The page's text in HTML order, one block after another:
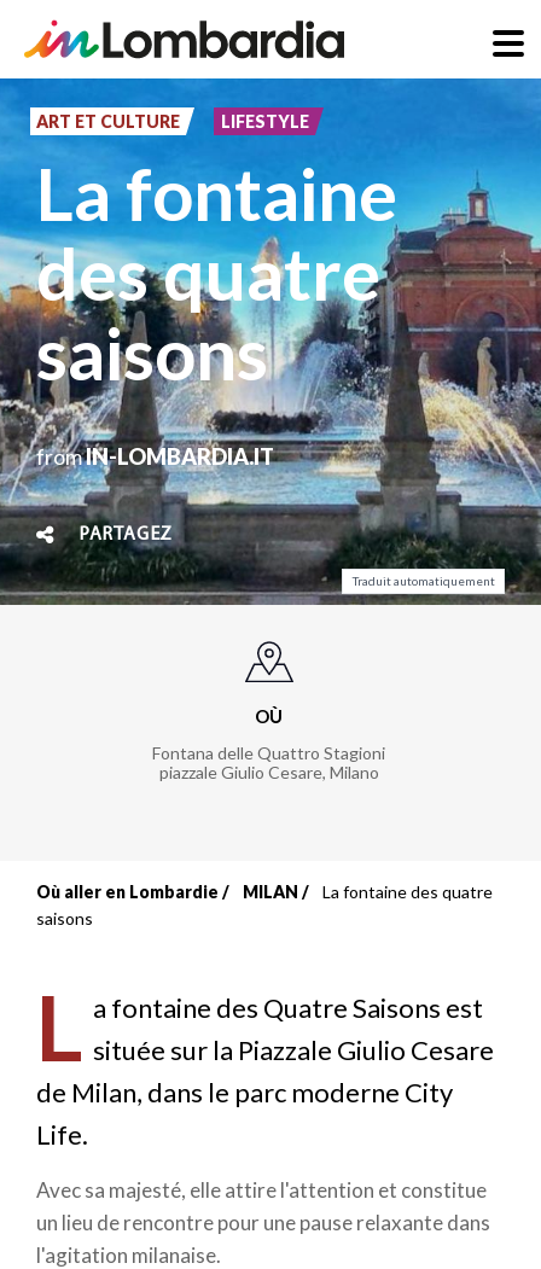
principal
ART ET CULTURE LIFESTYLE
La fontaine
des quatre
saisons
fromIN-LOMBARDIA.IT
PARTAGEZ
Traduit automatiquement
OÙ
Fontana delle Quattro Stagioni
piazzale Giulio Cesare, Milano
Fil
Où aller en Lombardie MILAN
La fontaine des quatre
saisons
L a fontaine des Quatre Saisons est
située sur la Piazzale Giulio Cesare
de Milan, dans le parc moderne City
Life.
Avec sa majesté, elle attire l'attention et constitue
un lieu de rencontre pour une pause relaxante dans
l'agitation milanaise.